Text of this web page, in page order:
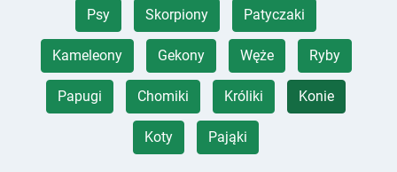
Psy Skorpiony Patyczaki
Kameleony Gekony Węże Ryby
Papugi Chomiki Króliki Konie
Koty Pająki